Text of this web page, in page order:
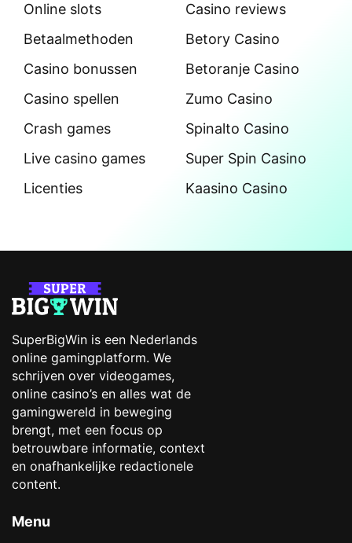
Online slots
Betaalmethoden
Casino bonussen
Casino spellen
Crash games
Live casino games
Licenties
Casino reviews
Betory Casino
Betoranje Casino
Zumo Casino
Spinalto Casino
Super Spin Casino
Kaasino Casino
SuperBigWin is een Nederlands
online gamingplatform. We
schrijven over videogames,
online casino’s en alles wat de
gamingwereld in beweging
brengt, met een focus op
betrouwbare informatie, context
en onafhankelijke redactionele
content.
Menu